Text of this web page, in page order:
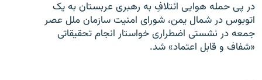
در پی حمله هوایی ائتلافِ به رهبری عربستان به یک
اتوبوس در شمال یمن، شورای امنیت سازمان ملل عصر
جمعه در نشستی اضطراری خواستار انجام تحقیقاتی
«شفاف و قابل اعتماد» شد.